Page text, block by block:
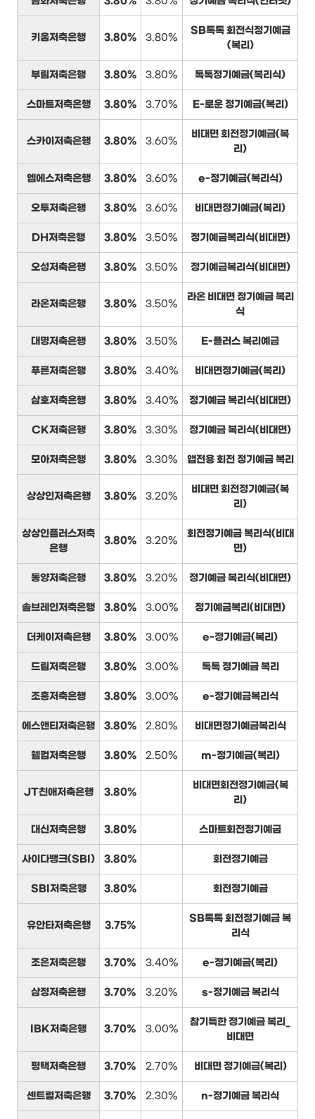
키움저축은행 3.80% 3.80%
SB톡톡 회전식정기예금
(복리)
부림저축은행 3.80% 3.80% 톡톡정기예금(복리식)
스마트저축은행 3.80% 3.70% E-로운 정기예금(복리)
스카이저축은행 3.80% 3.60%
비대면 회전정기예금(복
리)
엠에스저축은행 3.80% 3.60% e-정기예금(복리식)
오투저축은행 3.80% 3.60% 비대면정기예금(복리)
DH저축은행 3.80% 3.50% 정기예금복리식(비대면)
오성저축은행 3.80% 3.50% 정기예금복리식(비대면)
라온저축은행 3.80% 3.50%
라온 비대면 정기예금 복리
식
대명저축은행 3.80% 3.50% E-플러스 복리예금
푸른저축은행 3.80% 3.40% 비대면정기예금(복리)
삼호저축은행 3.80% 3.40% 정기예금 복리식(비대면)
CK저축은행 3.80% 3.30% 정기예금 복리식(비대면)
모아저축은행 3.80% 3.30% 앱전용 회전 정기예금 복리
상상인저축은행 3.80% 3.20%
비대면 회전정기예금(복
리)
상상인플러스저축
은행
3.80% 3.20%
회전정기예금 복리식(비대
면)
동양저축은행 3.80% 3.20% 정기예금 복리식(비대면)
솔브레인저축은행 3.80% 3.00% 정기예금복리(비대면)
더케이저축은행 3.80% 3.00% e-정기예금(복리)
드림저축은행 3.80% 3.00% 톡톡 정기예금 복리
조흥저축은행 3.80% 3.00% e-정기예금복리식
에스앤티저축은행 3.80% 2.80% 비대면정기예금복리식
웰컴저축은행 3.80% 2.50% m-정기예금(복리)
JT친애저축은행 3.80%
비대면회전정기예금(복
리)
대신저축은행 3.80% 스마트회전정기예금
사이다뱅크(SBI) 3.80% 회전정기예금
SBI저축은행 3.80% 회전정기예금
유안타저축은행 3.75%
SB톡톡 회전정기예금 복
리식
조은저축은행 3.70% 3.40% e-정기예금(복리)
삼정저축은행 3.70% 3.20% s-정기예금 복리식
IBK저축은행 3.70% 3.00%
참기특한 정기예금 복리_
비대면
평택저축은행 3.70% 2.70% 비대면 정기예금(복리)
센트럴저축은행 3.70% 2.30% n-정기예금 복리식